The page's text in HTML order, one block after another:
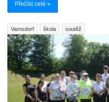
Přečíst celé »
Varnsdorf škola soutěž